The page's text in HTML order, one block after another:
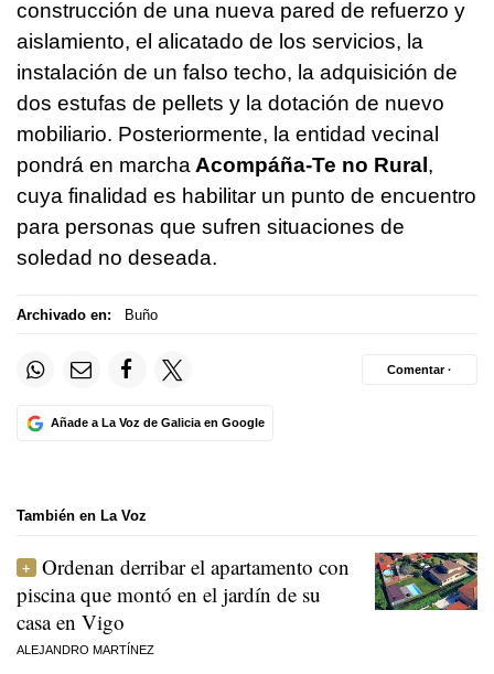
construcción de una nueva pared de refuerzo y
aislamiento, el alicatado de los servicios, la
instalación de un falso techo, la adquisición de
dos estufas de pellets y la dotación de nuevo
mobiliario. Posteriormente, la entidad vecinal
pondrá en marchaAcompáña-Te no Rural ,
cuya finalidad es habilitar un punto de encuentro
para personas que sufren situaciones de
soledad no deseada.
Archivado en: Buño
Añade a La Voz de Galicia en Google
Comentar ·
También en La Voz
Ordenan derribar el apartamento con
piscina que montó en el jardín de su
casa en Vigo
ALEJANDRO MARTÍNEZ